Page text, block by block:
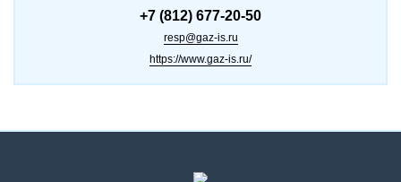
+7 (812) 677-20-50
resp@gaz-is.ru
https://www.gaz-is.ru/